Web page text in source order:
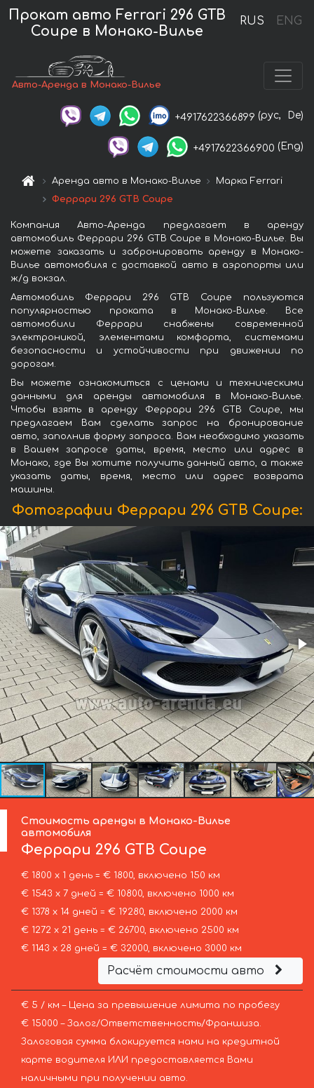
RUS ENG
Прокат авто Ferrari 296 GTB
Coupe в Монако-Вилье
Авто-Аренда в Монако-Вилье
+4917622366899 (рус, De)
+4917622366900 (Eng)
Аренда авто в Монако-Вилье
Марка Ferrari
Феррари 296 GTB Coupe
Компания Авто-Аренда предлагает в аренду
автомобиль Феррари 296 GTB Coupe в Монако-Вилье. Вы
можете заказать и забронировать аренду в Монако-
Вилье автомобиля с доставкой авто в аэропорты или
ж/д вокзал.
Автомобиль Феррари 296 GTB Coupe пользуются
популярностью проката в Монако-Вилье. Все
автомобили Феррари снабжены современной
электроникой, элементами комфорта, системами
безопасности и устойчивости при движении по
дорогам.
Вы можете ознакомиться с ценами и техническими
данными для аренды автомобиля в Монако-Вилье.
Чтобы взять в аренду Феррари 296 GTB Coupe, мы
предлагаем Вам сделать запрос на бронирование
авто, заполнив форму запроса. Вам необходимо указать
в Вашем запросе даты, время, место или адрес в
Монако, где Вы хотите получить данный авто, а также
указать даты, время, место или адрес возврата
машины.
Фотографии Феррари 296 GTB Coupe:
Стоимость аренды в Монако-Вилье
автомобиля
Феррари 296 GTB Coupe
€ 1800 х 1 день = € 1800, включено 150 км
€ 1543 х 7 дней = € 10800, включено 1000 км
€ 1378 х 14 дней = € 19280, включено 2000 км
€ 1272 х 21 день = € 26700, включено 2500 км
€ 1143 х 28 дней = € 32000, включено 3000 км
Расчёт стоимости авто
€ 5 / км – Цена за превышение лимита по пробегу
€ 15000 – Залог/Ответственность/Франшиза.
Залоговая сумма блокируется нами на кредитной
карте водителя ИЛИ предоставляется Вами
наличными при получении авто.